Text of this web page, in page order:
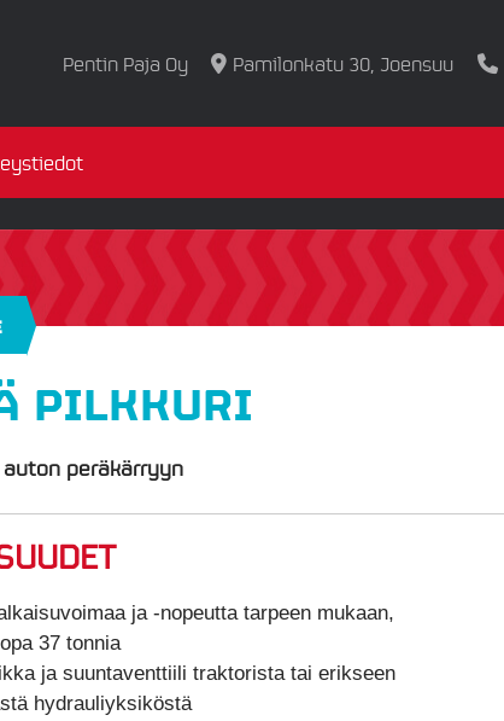
Pentin Paja Oy Pamilonkatu 30, Joensuu
PILKKURI
peräkärryyn
ja -nopeutta tarpeen mukaan,
37 tonnia
ja suuntaventtiili traktorista tai erikseen
hydrauliyksiköstä